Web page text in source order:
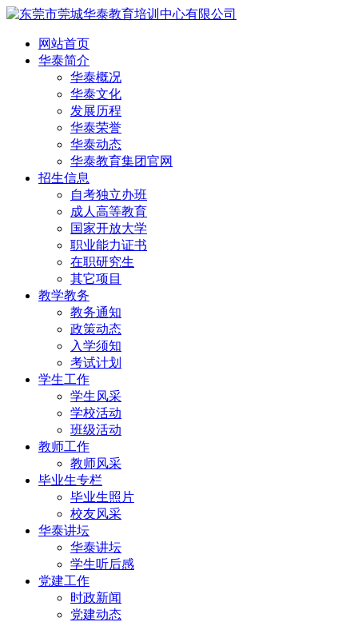
网站首页
华泰简介
华泰概况
华泰文化
发展历程
华泰荣誉
华泰动态
华泰教育集团官网
招生信息
自考独立办班
成人高等教育
国家开放大学
职业能力证书
在职研究生
其它项目
教学教务
教务通知
政策动态
入学须知
考试计划
学生工作
学生风采
学校活动
班级活动
教师工作
教师风采
毕业生专栏
毕业生照片
校友风采
华泰讲坛
华泰讲坛
学生听后感
党建工作
时政新闻
党建动态